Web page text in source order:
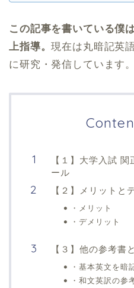
この記事を書いている僕
上指導。現在は丸暗記英
に研究・発信しています。
【１】大学入試
ール
【２】メリットと
・メリット
・デメリット
【３】他の参考書
・基本英文を暗
・和文英訳の参